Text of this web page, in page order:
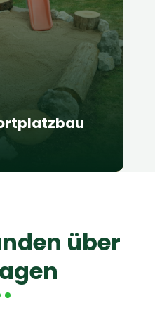
können mit
wie
Fischbeständen
werden.
über